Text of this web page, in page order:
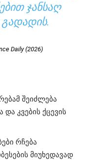
ᲯᲐᲜᲡᲐᲦ
ᲒᲐᲓᲐᲓᲘᲡ.
Daily (2026)
შეიძლება
კვების ქცევის
რჩება
მიუხედავად